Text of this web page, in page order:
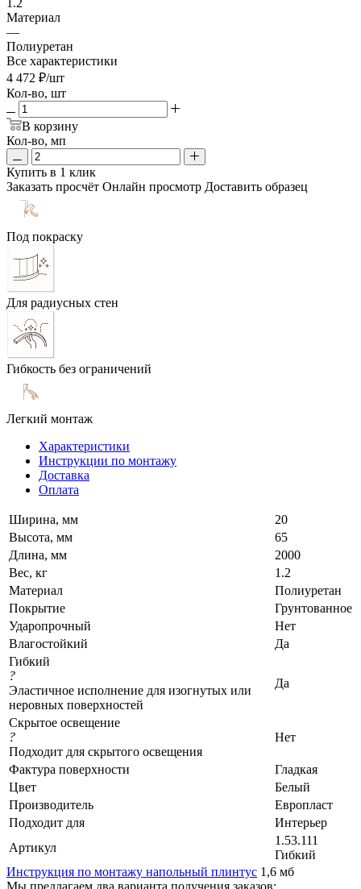
Материал
—
Полиуретан
Все характеристики
4 472 ₽/шт
Кол-во, шт
В корзину
Кол-во, мп
Купить в 1 клик
Заказать просчёт Онлайн просмотр Доставить образец
Под покраску
Для радиусных стен
Гибкость без ограничений
Легкий монтаж
Характеристики
Инструкции по монтажу
Доставка
Оплата
Ширина, мм
20
Высота, мм
65
Длина, мм
2000
Вес, кг
1.2
Материал
Полиуретан
Покрытие
Грунтованное
Ударопрочный
Нет
Влагостойкий
Да
Гибкий
?
Эластичное исполнение для изогнутых или
неровных поверхностей
Да
Скрытое освещение
?
Подходит для скрытого освещения
Нет
Фактура поверхности
Гладкая
Цвет
Белый
Производитель
Европласт
Подходит для
Интерьер
Артикул
1.53.111
Гибкий
Инструкция по монтажу напольный плинтус 1,6 мб
Мы предлагаем два варианта получения заказов: